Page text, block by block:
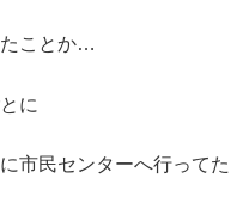
ことか…
に
市民センターへ行ってた